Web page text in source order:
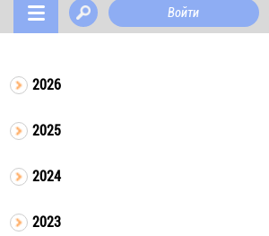
Войти
2026
2025
2024
2023